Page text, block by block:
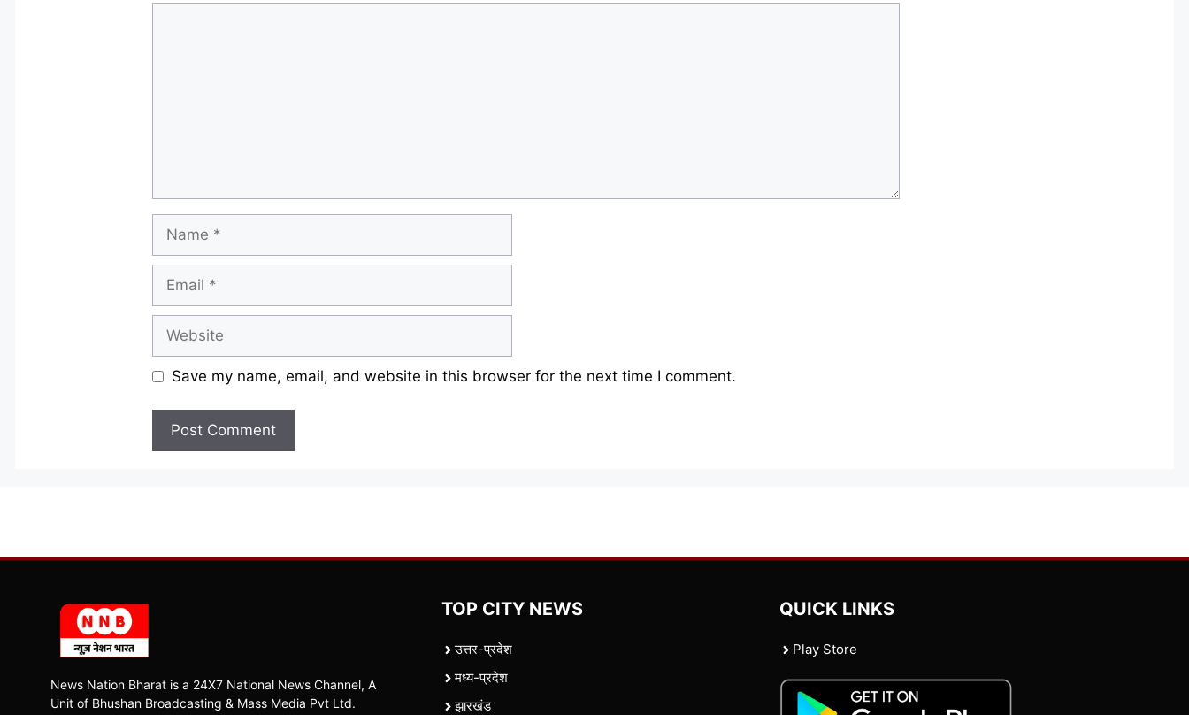
Save my name, email, and website in this browser for the next time I comment.
News Nation Bharat is a 24X7 National News Channel, A
Unit of Bhushan Broadcasting & Mass Media Pvt Ltd.
TOP CITY NEWS
उत्तर-प्रदेश
मध्य-प्रदेश
झारखंड
QUICK LINKS
Play Store